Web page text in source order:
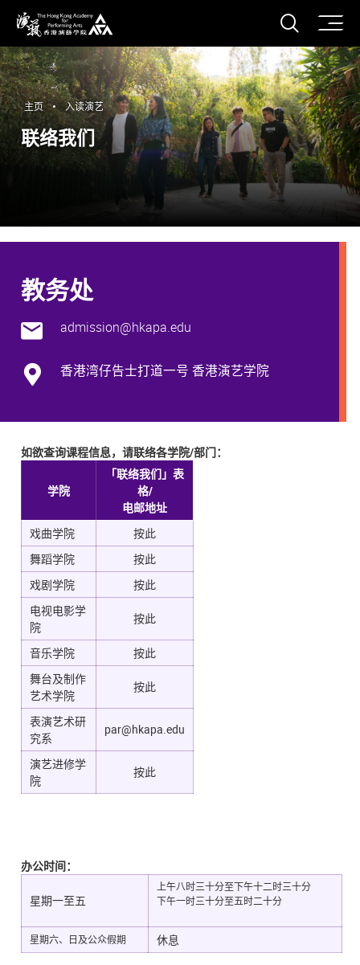
香港演艺学院
打开
主页 入读演艺
联络我们
教务处
admission@hkapa.edu
香港湾仔告士打道一号 香港演艺学院
如欲查询课程信息，请联络各学院/部门：
学院
「联络我们」表
格/
电邮地址
戏曲学院
按此
舞蹈学院
按此
戏剧学院
按此
电视电影学
院
按此
音乐学院
按此
舞台及制作
艺术学院
按此
表演艺术研
究系
par@hkapa.edu
演艺进修学
院
按此
办公时间：
星期一至五
上午八时三十分至下午十二时三十分
下午一时三十分至五时二十分
星期六、日及公众假期 休息